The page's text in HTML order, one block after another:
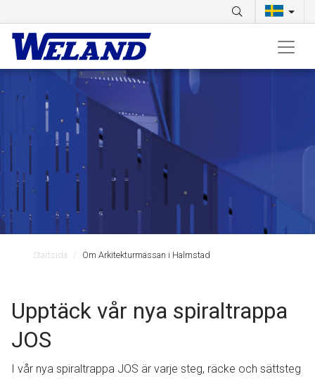
Startsida Om Arkitekturmässan i Halmstad
Upptäck vår nya spiraltrappa
JOS
I vår nya spiraltrappa JOS är varje steg, räcke och sättsteg